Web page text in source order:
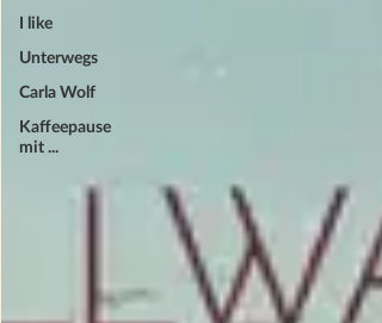
I like
Unterwegs
Carla Wolf
Kaffeepause
mit ...